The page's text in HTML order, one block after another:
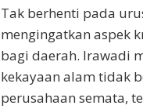
Tak berhenti pada
mengingatkan aspek
bagi daerah. Irawadi
kekayaan alam tidak
perusahaan semata,